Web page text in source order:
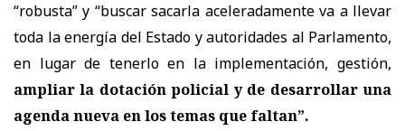
“robusta” y “buscar sacarla aceleradamente va a llevar
toda la energía del Estado y autoridades al Parlamento,
en lugar de tenerlo en la implementación, gestión,
ampliar la dotación policial y de desarrollar una
agenda nueva en los temas que faltan”.